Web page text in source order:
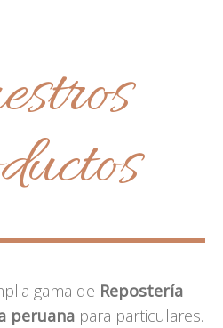
gama de Repostería
peruanapara particulares.